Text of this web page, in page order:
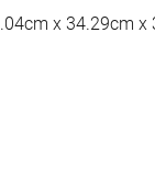
x 34.29cm x